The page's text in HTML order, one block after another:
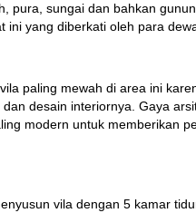
pura, sungai dan bahkan
ini yang diberkati oleh para
paling mewah di area ini
desain interiornya. Gaya
modern untuk memberikan
vila dengan 5 kamar